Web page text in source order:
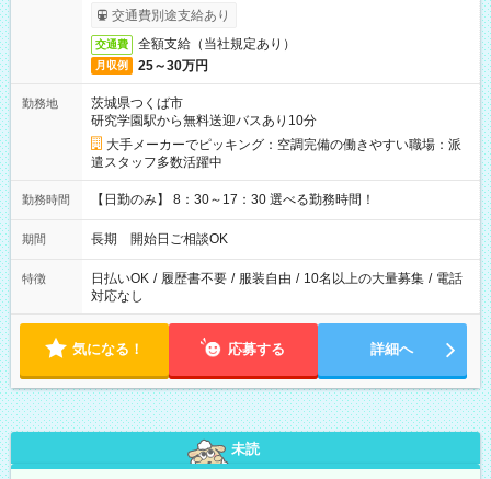
交通費別途支給あり
交通費 全額支給（当社規定あり）
月収例 25～30万円
勤務地
茨城県つくば市
研究学園駅から無料送迎バスあり10分
大手メーカーでピッキング：空調完備の働きやすい職場：派
遣スタッフ多数活躍中
勤務時間 【日勤のみ】 8：30～17：30 選べる勤務時間！
期間 長期 開始日ご相談OK
特徴 日払いOK / 履歴書不要 / 服装自由 / 10名以上の大量募集 / 電話
対応なし
気になる！ 応募する 詳細へ
未読